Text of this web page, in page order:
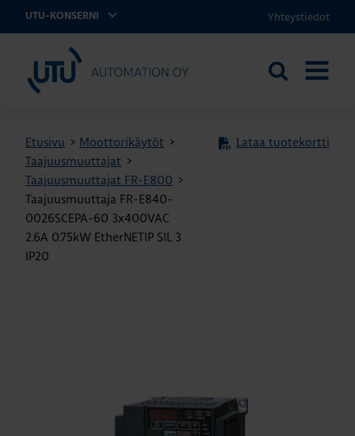
UTU-KONSERNI Yhteystiedot
UTU Automation
Etsi
Etusivu > Moottorikäytöt >
Taajuusmuuttajat >
Taajuusmuuttajat FR-E800 >
Taajuusmuuttaja FR-E840-
0026SCEPA-60 3x400VAC
2.6A 0.75kW EtherNETIP SIL 3
IP20
Lataa tuotekortti